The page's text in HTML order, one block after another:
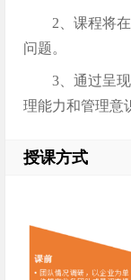
2、课程将
问题。
3、通过呈
理能力和管理意
授课方式